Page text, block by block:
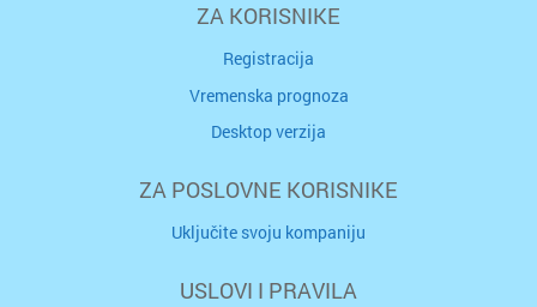
ZA KORISNIKE
Registracija
Vremenska prognoza
Desktop verzija
ZA POSLOVNE KORISNIKE
Uključite svoju kompaniju
USLOVI I PRAVILA